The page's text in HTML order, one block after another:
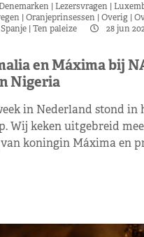
Lezersvragen
Oranjeprinsessen Overig
Spanje Ten paleize 28 jun
en Máxima bij
Nigeria
in Nederland stond in
Wij keken uitgebreid
koningin Máxima en